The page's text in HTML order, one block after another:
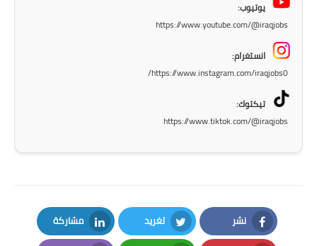
مواضيع انشاء
يوتيوب:
https://www.youtube.com/@iraqjobs
انستغرام:
https://www.instagram.com/iraqjobs0/
تيكتوك:
https://www.tiktok.com/@iraqjobs
نشر
Facebook
تغريد
Twitter
مشاركة
LinkedIn